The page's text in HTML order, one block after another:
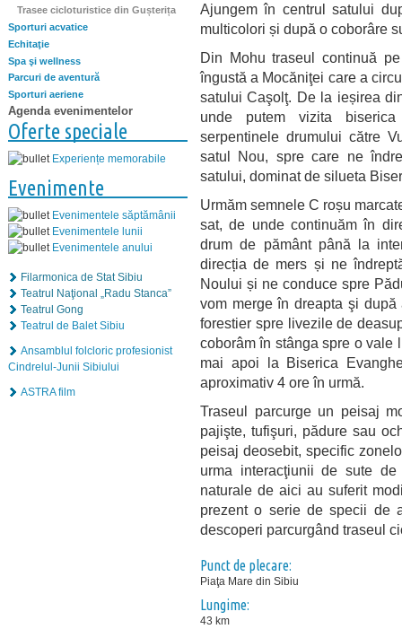
Trasee cicloturistice din Gușterița
Sporturi acvatice
Echitaţie
Spa şi wellness
Parcuri de aventură
Sporturi aeriene
Agenda evenimentelor
Oferte speciale
Experiențe memorabile
Evenimente
Evenimentele săptămânii
Evenimentele lunii
Evenimentele anului
Filarmonica de Stat Sibiu
Teatrul Naţional „Radu Stanca”
Teatrul Gong
Teatrul de Balet Sibiu
Ansamblul folcloric profesionist
Cindrelul-Junii Sibiului
ASTRA film
Ajungem în centrul satului
multicolori și după o coborâre
Din Mohu traseul continuă
îngustă a Mocăniţei care a
satului Caşolţ. De la ieșirea
unde putem vizita
serpentinele drumului către
satul Nou, spre care ne
satului, dominat de silueta
Urmăm semnele C roșu
sat, de unde continuăm în
drum de pământ până la
direcția de mers și ne
Noului și ne conduce spre
vom merge în dreapta şi
forestier spre livezile de
coborâm în stânga spre o vale
mai apoi la Biserica
aproximativ 4 ore în urmă.
Traseul parcurge un peisaj
pajişte, tufişuri, pădure sau
peisaj deosebit, specific
urma interacţiunii de sute
naturale de aici au suferit
prezent o serie de specii de
descoperi parcurgând traseul
Punct de plecare:
Piaţa Mare din Sibiu
Lungime:
43 km